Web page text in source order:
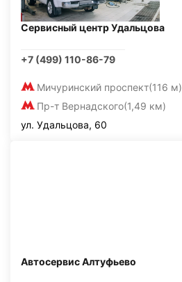
Сервисный центр Удальцова
+7 (499) 110-86-79
Мичуринский проспект(116 м)
Пр-т Вернадского(1,49 км)
ул. Удальцова, 60
Автосервис Алтуфьево